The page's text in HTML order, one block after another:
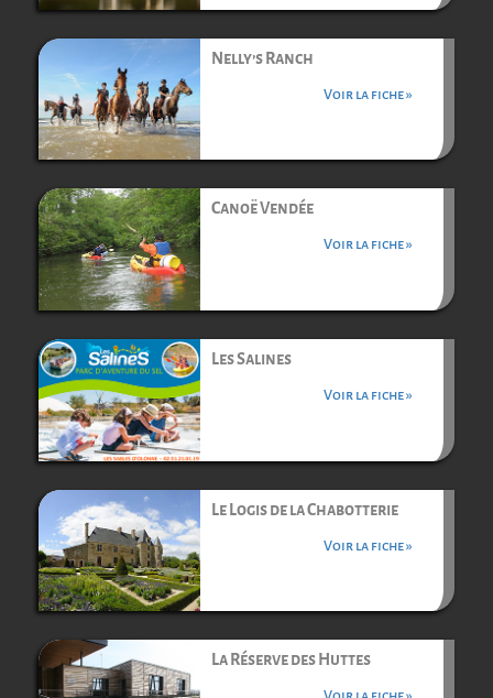
Nelly’s Ranch
Voir la fiche »
Canoë Vendée
Voir la fiche »
Les Salines
Voir la fiche »
Le Logis de la Chabotterie
Voir la fiche »
La Réserve des Huttes